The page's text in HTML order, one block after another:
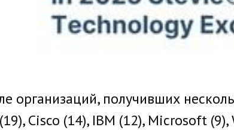
организаций, получивших
Cisco (14), IBM (12), Microsoft